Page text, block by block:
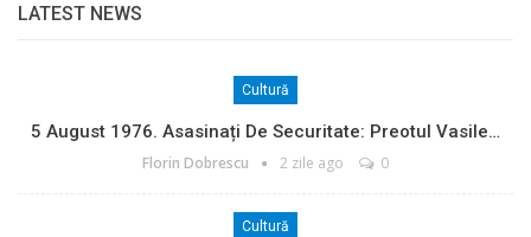
LATEST NEWS
Cultură
5 August 1976. Asasinați De Securitate: Preotul Vasile…
Florin Dobrescu 2 zile ago 0
Cultură